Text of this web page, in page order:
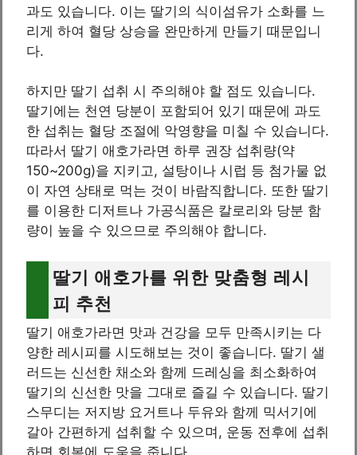
과도 있습니다. 이는 딸기의 식이섬유가 소화를 느
리게 하여 혈당 상승을 완만하게 만들기 때문입니
다.
하지만 딸기 섭취 시 주의해야 할 점도 있습니다.
딸기에는 천연 당분이 포함되어 있기 때문에 과도
한 섭취는 혈당 조절에 악영향을 미칠 수 있습니다.
따라서 딸기 애호가라면 하루 권장 섭취량(약
150~200g)을 지키고, 설탕이나 시럽 등 첨가물 없
이 자연 상태로 먹는 것이 바람직합니다. 또한 딸기
를 이용한 디저트나 가공식품은 칼로리와 당분 함
량이 높을 수 있으므로 주의해야 합니다.
딸기 애호가를 위한 맞춤형 레시
피 추천
딸기 애호가라면 맛과 건강을 모두 만족시키는 다
양한 레시피를 시도해보는 것이 좋습니다. 딸기 샐
러드는 신선한 채소와 함께 드레싱을 최소화하여
딸기의 신선한 맛을 그대로 즐길 수 있습니다. 딸기
스무디는 저지방 요거트나 두유와 함께 믹서기에
갈아 간편하게 섭취할 수 있으며, 운동 전후에 섭취
하면 회복에 도움을 줍니다.